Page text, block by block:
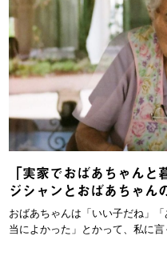
「実家でおばあちゃん
ジシャンとおばあちゃん
おばあちゃんは「いい子だね」
当によかった」とかって、私に言